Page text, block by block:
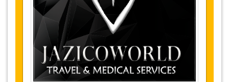
Pour plus d'informations veuillez nous
contacter.
Pour toutes les annulations faites au
moins 24 heures à l’avance, il n‘y aura
pas de frais, même si la réservation a été
confirmée. L'annulation ne peut être faite
que par écrit en envoyant un courrier